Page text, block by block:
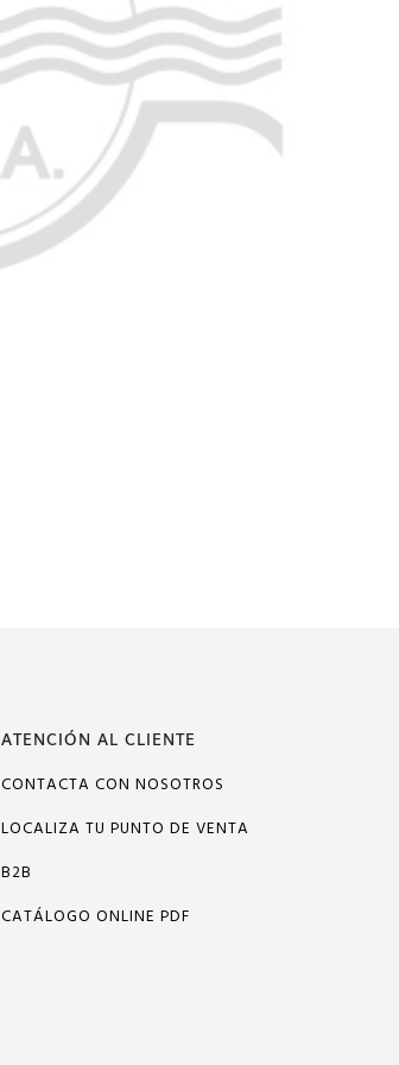
ATENCIÓN AL CLIENTE
CONTACTA CON NOSOTROS
LOCALIZA TU PUNTO DE VENTA
B2B
CATÁLOGO ONLINE PDF